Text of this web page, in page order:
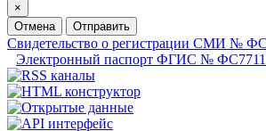
×
Отмена
Отправить
Свидетельство о регистрации СМИ №
Электронный паспорт ФГИС №